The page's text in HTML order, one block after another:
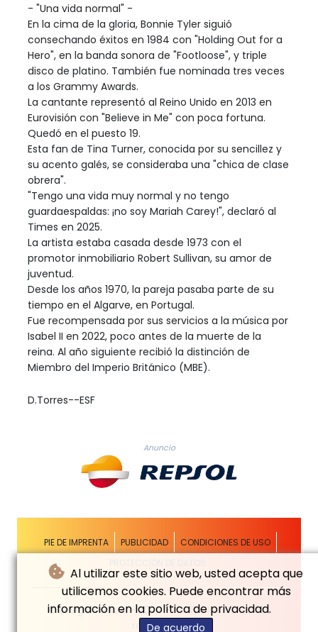
Al utilizar este sitio web, usted acepta que
utilicemos cookies. Puede encontrar más
información en la política de privacidad.
De acuerdo
- "Una vida normal" -
En la cima de la gloria, Bonnie Tyler siguió
consechando éxitos en 1984 con "Holding Out for a
Hero", en la banda sonora de "Footloose", y triple
disco de platino. También fue nominada tres veces
a los Grammy Awards.
La cantante representó al Reino Unido en 2013 en
Eurovisión con "Believe in Me" con poca fortuna.
Quedó en el puesto 19.
Esta fan de Tina Turner, conocida por su sencillez y
su acento galés, se consideraba una "chica de clase
obrera".
"Tengo una vida muy normal y no tengo
guardaespaldas: ¡no soy Mariah Carey!", declaró al
Times en 2025.
La artista estaba casada desde 1973 con el
promotor inmobiliario Robert Sullivan, su amor de
juventud.
Desde los años 1970, la pareja pasaba parte de su
tiempo en el Algarve, en Portugal.
Fue recompensada por sus servicios a la música por
Isabel II en 2022, poco antes de la muerte de la
reina. Al año siguiente recibió la distinción de
Miembro del Imperio Británico (MBE).
D.Torres--ESF
Anuncio
PIE DE IMPRENTA PUBLICIDAD
CONDICIONES DE USO
© El Siglo Futuro - 2026 - Todos los derechos
reservados